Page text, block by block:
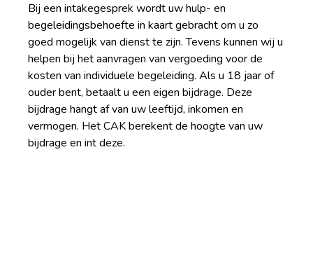
Bij een intakegesprek wordt uw hulp- en
begeleidingsbehoefte in kaart gebracht om u zo
goed mogelijk van dienst te zijn. Tevens kunnen wij u
helpen bij het aanvragen van vergoeding voor de
kosten van individuele begeleiding. Als u 18 jaar of
ouder bent, betaalt u een eigen bijdrage. Deze
bijdrage hangt af van uw leeftijd, inkomen en
vermogen. Het CAK berekent de hoogte van uw
bijdrage en int deze.